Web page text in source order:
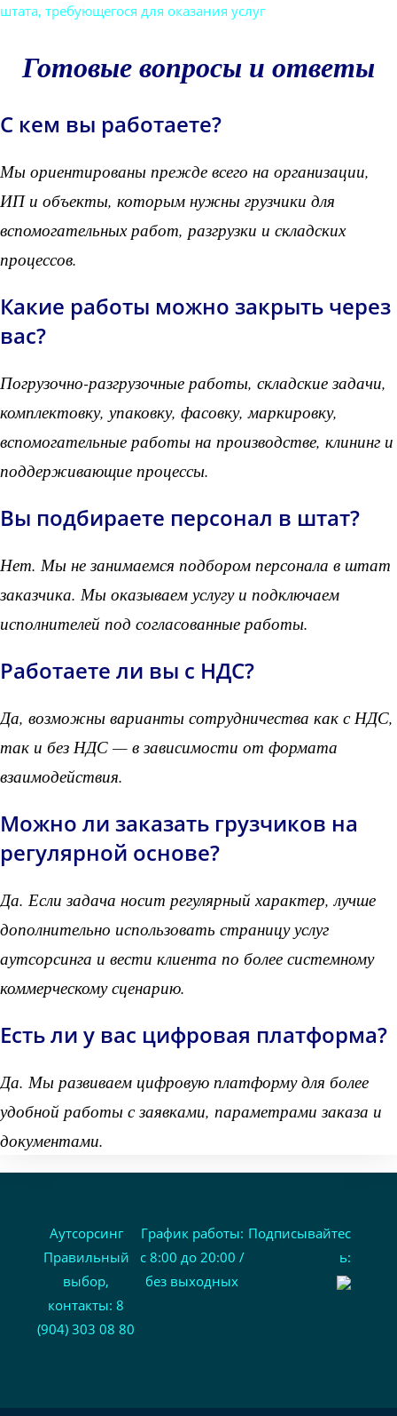
штата, требующегося для оказания услуг
Готовые вопросы и ответы
С кем вы работаете?
Мы ориентированы прежде всего на организации,
ИП и объекты, которым нужны грузчики для
вспомогательных работ, разгрузки и складских
процессов.
Какие работы можно закрыть через
вас?
Погрузочно-разгрузочные работы, складские задачи,
комплектовку, упаковку, фасовку, маркировку,
вспомогательные работы на производстве, клининг и
поддерживающие процессы.
Вы подбираете персонал в штат?
Нет. Мы не занимаемся подбором персонала в штат
заказчика. Мы оказываем услугу и подключаем
исполнителей под согласованные работы.
Работаете ли вы с НДС?
Да, возможны варианты сотрудничества как с НДС,
так и без НДС — в зависимости от формата
взаимодействия.
Можно ли заказать грузчиков на
регулярной основе?
Да. Если задача носит регулярный характер, лучше
дополнительно использовать страницу услуг
аутсорсинга и вести клиента по более системному
коммерческому сценарию.
Есть ли у вас цифровая платформа?
Да. Мы развиваем цифровую платформу для более
удобной работы с заявками, параметрами заказа и
документами.
Аутсорсинг
Правильный
выбор,
контакты: 8
(904) 303 08 80
График работы:
с 8:00 до 20:00 /
без выходных
Подписывайтес
ь: